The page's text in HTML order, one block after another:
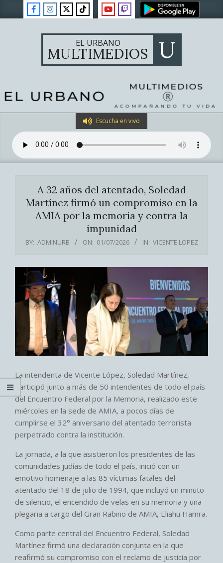
to
EL URBANO
MULTIMEDIOS U
Navigation
Menu
Escucha en vivo
A 32 años del atentado, Soledad
Martínez firmó un compromiso en la
AMIA por la memoria y contra la
impunidad
BY: ADMINURB ON: 01/07/2026 IN: VICENTE LOPEZ
La intendenta de Vicente López, Soledad Martínez,
participó junto a más de 50 intendentes de todo el país
del Encuentro Federal por la Memoria, realizado este
miércoles en la sede de AMIA, a pocos días de
cumplirse el 32° aniversario del atentado terrorista
perpetrado contra la institución.
La jornada, a la que asistieron los presidentes de las
comunidades judías de todo el país, inició con un
emotivo homenaje a las 85 víctimas fatales del
atentado del 18 de julio de 1994, que incluyó un minuto
de silencio, el encendido de velas en su memoria y una
plegaria a cargo del Gran Rabino de AMIA, Eliahu Hamra.
Como parte central del Encuentro Federal, Soledad
Martínez firmó una declaración conjunta en la que
reafirmó su compromiso con el reclamo de justicia por